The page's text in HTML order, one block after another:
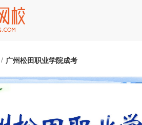
/ 广州松田职业学院成考